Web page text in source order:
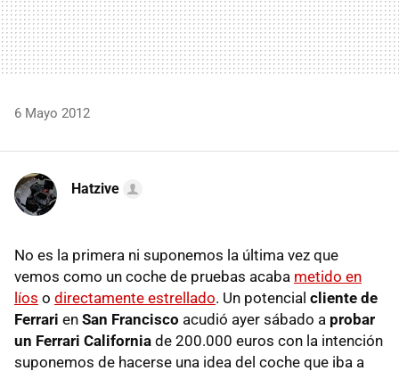
6 Mayo 2012
Hatzive
No es la primera ni suponemos la última vez que
vemos como un coche de pruebas acaba metido en
líos o directamente estrellado. Un potencial cliente de
Ferrari en San Francisco acudió ayer sábado a probar
un Ferrari California de 200.000 euros con la intención
suponemos de hacerse una idea del coche que iba a